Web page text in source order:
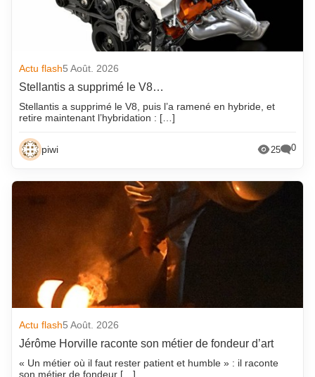
Actu flash5 Août. 2026
Stellantis a supprimé le V8…
Stellantis a supprimé le V8, puis l’a ramené en hybride, et
retire maintenant l’hybridation : […]
piwi 25 0
Actu flash5 Août. 2026
Jérôme Horville raconte son métier de fondeur d’art
« Un métier où il faut rester patient et humble » : il raconte
son métier de fondeur […]